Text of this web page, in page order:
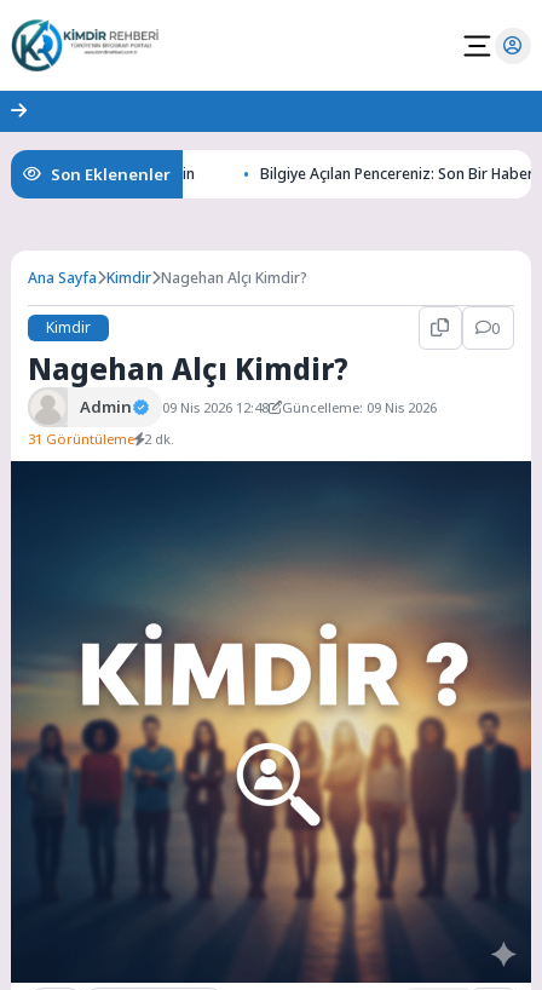
Son Eklenenler
Gizemlerini Keşfedin Bilgiye Açılan Pencereniz: Son Bir Haber ile
Ana Sayfa Kimdir Nagehan Alçı Kimdir?
Kimdir 0
Nagehan Alçı Kimdir?
Admin 09 Nis 2026 12:48
Güncelleme: 09 Nis 2026
31 Görüntüleme 2 dk.